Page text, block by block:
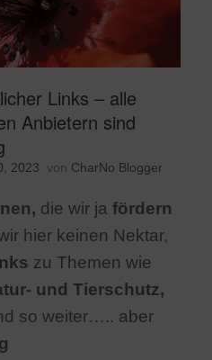
Links – alle
Anbietern sind
2023 von CharNo Blogger
die wir ja fördern
hier keinen Nektar,
zu Themen wie
und Tierschutz,
so weiter….. aber